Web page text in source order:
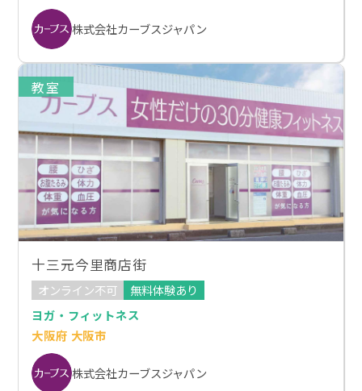
株式会社カーブスジャパン
教室
十三元今里商店街
オンライン不可
無料体験あり
ヨガ・フィットネス
大阪府 大阪市
株式会社カーブスジャパン